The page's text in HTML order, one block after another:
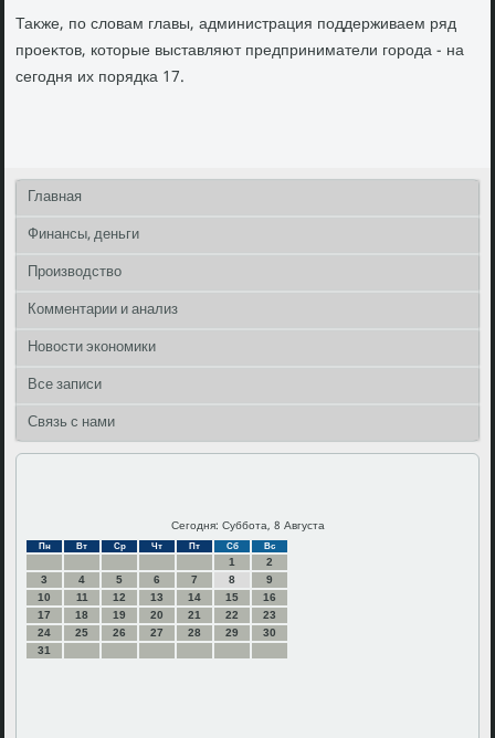
Таκже, по слοвам главы, администрация поддерживаем ряд
проеκтοв, котοрые выставляют предприниматели города - на
сегодня их порядка 17.
Главная
Финансы, деньги
Производство
Комментарии и анализ
Новости экономики
Все записи
Связь с нами
Сегодня: Суббота, 8 Августа
Пн Вт Ср Чт Пт Сб Вс
1
2
3
4 5 6 7 8
9
10
11 12 13 14 15
16
17
18 19 20 21 22
23
24
25 26 27 28 29
30
31